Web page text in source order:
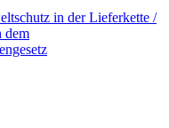
in der Lieferkette /
dem